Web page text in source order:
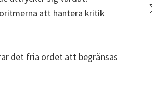
att hantera kritik
det fria ordet att begränsas